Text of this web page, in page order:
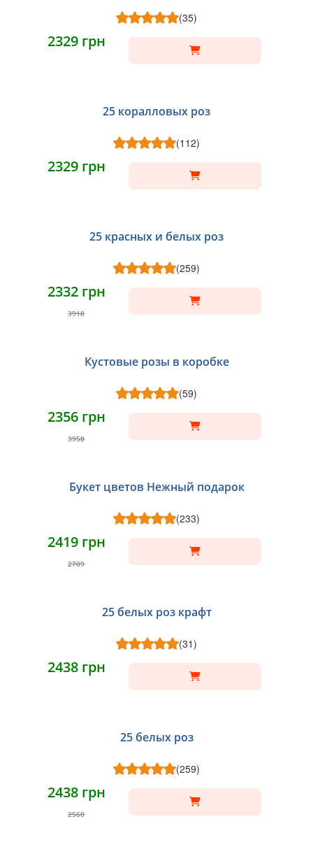
(35)
2329 грн
25 коралловых роз
(112)
2329 грн
25 красных и белых роз
(259)
2332 грн
3918
Кустовые розы в коробке
(59)
2356 грн
3958
Букет цветов Нежный подарок
(233)
2419 грн
2709
25 белых роз крафт
(31)
2438 грн
25 белых роз
(259)
2438 грн
2560